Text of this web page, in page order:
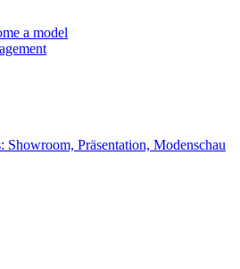
a model
Showroom, Präsentation, Modenschau